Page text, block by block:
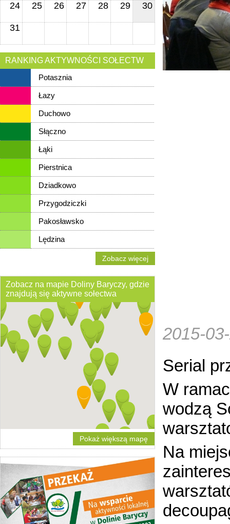
24 25 26 27 28 29 30
31
RANKING AKTYWNOŚCI SOŁECTW
Potasznia
Łazy
Duchowo
Słączno
Łąki
Pierstnica
Dziadkowo
Przygodziczki
Pakosławsko
Lędzina
Zobacz więcej
Zobacz na mapie Doliny Baryczy, gdzie
znajdują się aktywne sołectwa
Pokaż większą mapę
2015-
Serial
W
wodzą
Na